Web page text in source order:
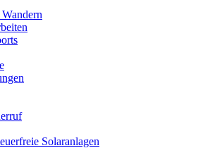
Solaranlagen